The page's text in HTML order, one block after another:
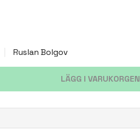
Ruslan Bolgov
LÄGG I VARUKORGEN